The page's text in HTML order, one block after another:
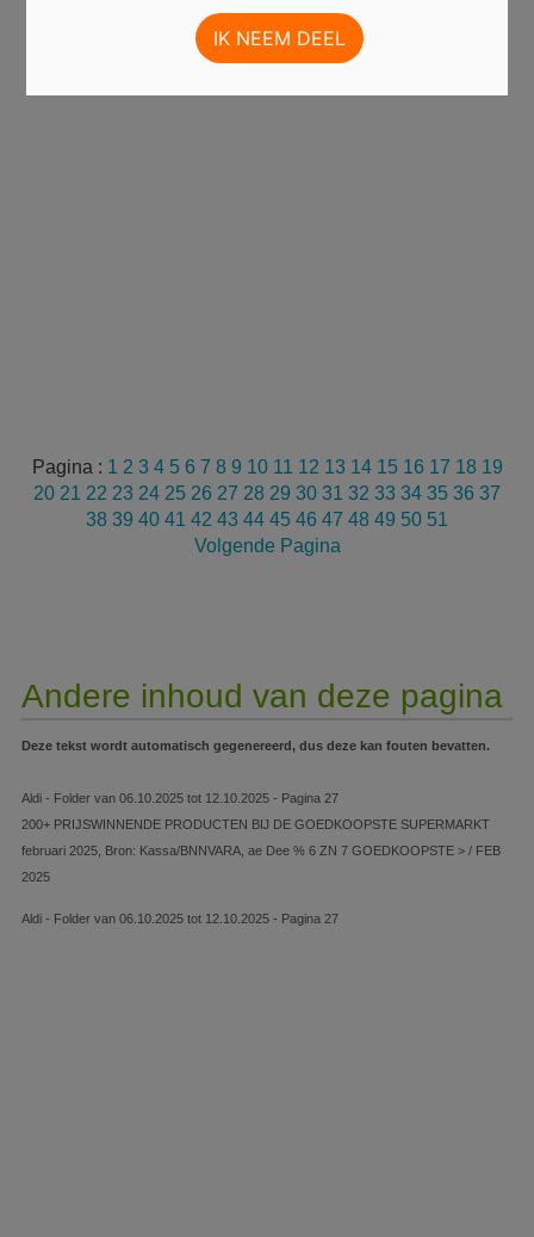
Pagina : 1 2 3 4 5 6 7 8 9 10 11 12 13 14 15 16 17 18 19
20 21 22 23 24 25 26 27 28 29 30 31 32 33 34 35 36 37
38 39 40 41 42 43 44 45 46 47 48 49 50 51
Volgende Pagina
Andere inhoud van deze pagina
Deze tekst wordt automatisch gegenereerd, dus deze kan fouten bevatten.
Aldi - Folder van 06.10.2025 tot 12.10.2025 - Pagina 27
200+ PRIJSWINNENDE PRODUCTEN BĲ DE GOEDKOOPSTE SUPERMARKT
februari 2025, Bron: Kassa/BNNVARA, ae Dee % 6 ZN 7 GOEDKOOPSTE > / FEB
2025
Aldi - Folder van 06.10.2025 tot 12.10.2025 - Pagina 27